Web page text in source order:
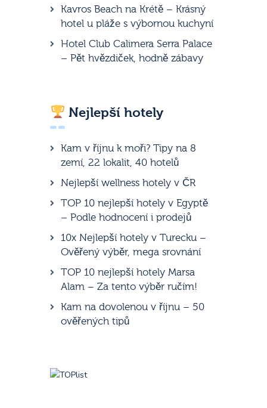
Kavros Beach na Krétě – Krásný
hotel u pláže s výbornou kuchyní
Hotel Club Calimera Serra Palace
– Pět hvězdiček, hodně zábavy
Nejlepší hotely
Kam v říjnu k moři? Tipy na 8
zemí, 22 lokalit, 40 hotelů
Nejlepší wellness hotely v ČR
TOP 10 nejlepší hotely v Egyptě
– Podle hodnocení i prodejů
10x Nejlepší hotely v Turecku –
Ověřený výběr, mega srovnání
TOP 10 nejlepší hotely Marsa
Alam – Za tento výběr ručím!
Kam na dovolenou v říjnu – 50
ověřených tipů